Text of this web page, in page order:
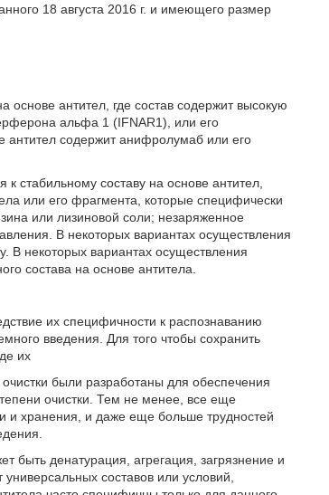
18 августа 2016 г. и имеющего размер
основе антител, где состав содержит высокую
альфа 1 (IFNAR1), или его
антител содержит анифролумаб или его
стабильному составу на основе антител,
или его фрагмента, которые специфически
или лизиновой соли; незаряженное
В некоторых вариантах осуществления
В некоторых вариантах осуществления
состава на основе антитела.
их специфичности к распознаванию
введения. Для того чтобы сохранить
их
были разработаны для обеспечения
очистки. Тем не менее, все еще
и хранения, и даже еще больше трудностей
быть денатурация, агрегация, загрязнение и
составов или условий,